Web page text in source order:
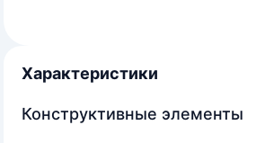
Характеристики
Конструктивные элементы